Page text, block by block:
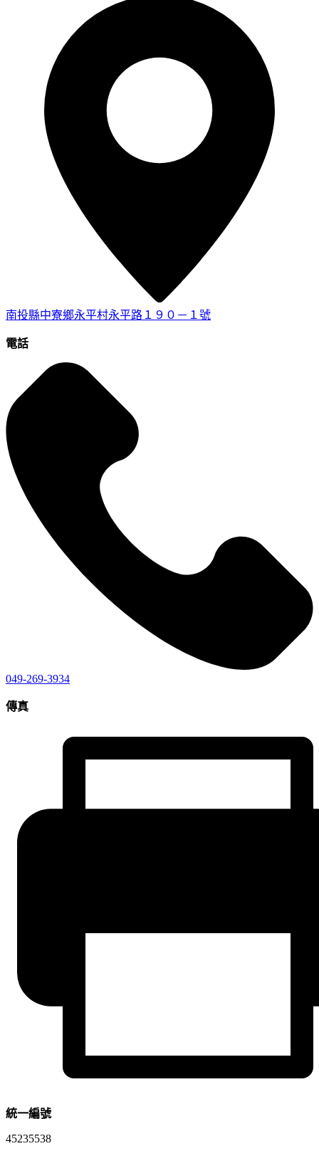
南投縣中寮鄉永平村永平路１９０－１號
電話
049-269-3934
傳真
統一編號
45235538